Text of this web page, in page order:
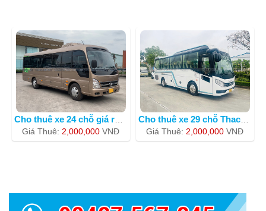
Cho thuê xe 24 chỗ giá rẻ nhất t
Giá Thuê:2,000,000 VNÐ
Cho thuê xe 29 chỗ Thaco Evergreen 81
Giá Thuê:2,000,000 VNÐ